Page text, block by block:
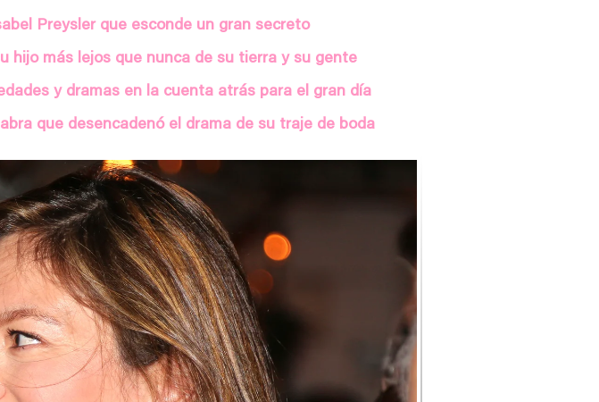
Preysler que esconde un gran secreto
hijo más lejos que nunca de su tierra y su gente
y dramas en la cuenta atrás para el gran día
que desencadenó el drama de su traje de boda